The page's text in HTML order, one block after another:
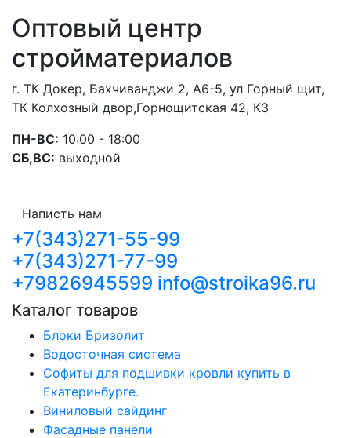
Оптовый центр
стройматериалов
г. ТК Докер, Бахчиванджи 2, А6-5, ул Горный щит,
ТК Колхозный двор,Горнощитская 42, К3
ПН-ВС: 10:00 - 18:00
СБ,ВС: выходной
Написть нам
+7(343)271-55-99
+7(343)271-77-99
+79826945599 info@stroika96.ru
Каталог товаров
Блоки Бризолит
Водосточная система
Софиты для подшивки кровли купить в
Екатеринбурге.
Виниловый сайдинг
Фасадные панели